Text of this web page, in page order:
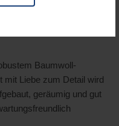
Baumwoll-
mit Liebe zum Detail wird
geräumig und gut